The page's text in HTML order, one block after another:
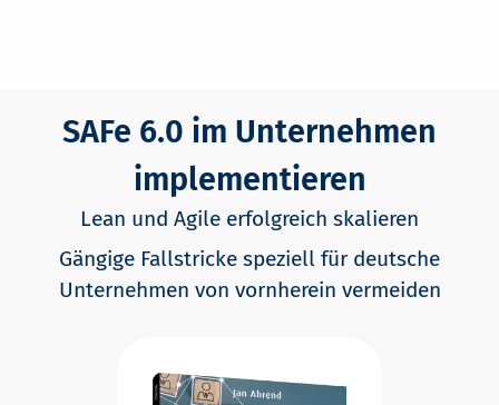
SAFe 6.0 im Unternehmen
implementieren
Lean und Agile erfolgreich skalieren
Gängige Fallstricke speziell für deutsche
Unternehmen von vornherein vermeiden